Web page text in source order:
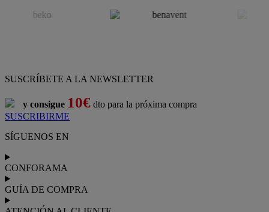
SUSCRÍBETE A LA NEWSLETTER
y consigue 10€ dto para la próxima compra
SUSCRIBIRME
SÍGUENOS EN
CONFORAMA
GUÍA DE COMPRA